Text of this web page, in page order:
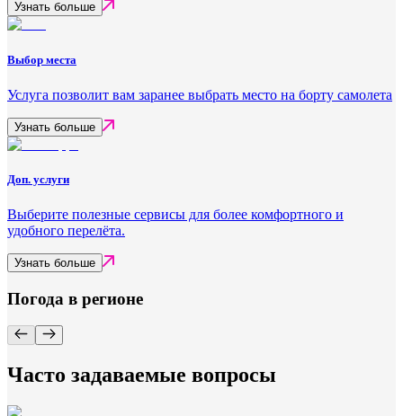
Узнать больше
Выбор места
Услуга позволит вам заранее выбрать место на борту самолета
Узнать больше
Доп. услуги
Выберите полезные сервисы для более комфортного и
удобного перелёта.
Узнать больше
Погода в регионе
Часто задаваемые вопросы